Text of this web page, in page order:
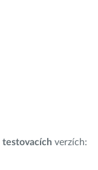
testovacích verzích: